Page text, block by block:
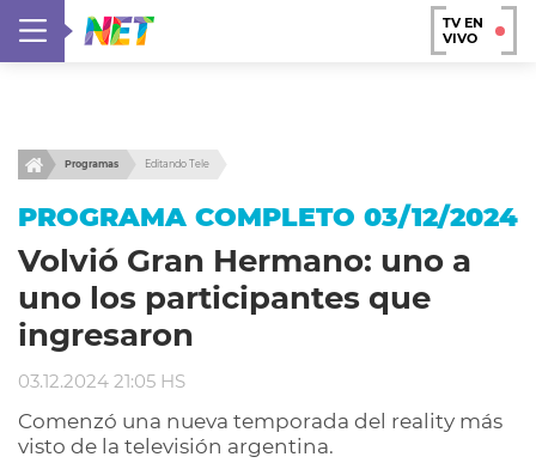
TV EN
VIVO
Programas Editando Tele
PROGRAMA COMPLETO 03/12/2024
Volvió Gran Hermano: uno a
uno los participantes que
ingresaron
03.12.2024 21:05 HS
Comenzó una nueva temporada del reality más
visto de la televisión argentina.